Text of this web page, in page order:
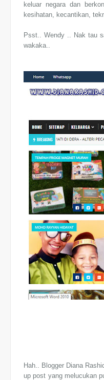
keluar negara dan
kesihatan, kecantikan,
Psst.. Wendy .. Nak tau
wakaka..
Hah.. Blogger Diana
up post yang melucukan